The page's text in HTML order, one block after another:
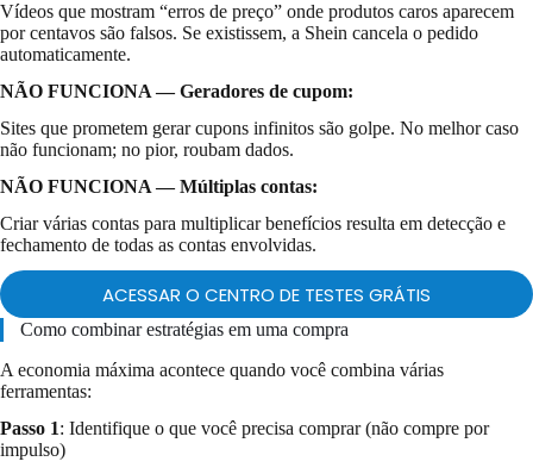
Vídeos que mostram “erros de preço” onde produtos caros aparecem
por centavos são falsos. Se existissem, a Shein cancela o pedido
automaticamente.
NÃO FUNCIONA — Geradores de cupom:
Sites que prometem gerar cupons infinitos são golpe. No melhor caso
não funcionam; no pior, roubam dados.
NÃO FUNCIONA — Múltiplas contas:
Criar várias contas para multiplicar benefícios resulta em detecção e
fechamento de todas as contas envolvidas.
ACESSAR O CENTRO DE TESTES GRÁTIS
Como combinar estratégias em uma compra
A economia máxima acontece quando você combina várias
ferramentas:
Passo 1: Identifique o que você precisa comprar (não compre por
impulso)